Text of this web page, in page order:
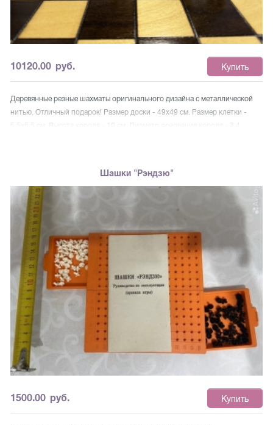
10120.00 руб. Купить
Деревянные резные шахматы оригинального дизайна с металлической
нитью. Отличный подарок! Размер доски - 49х49 см. Размер клетки -
5.5х5.5 см. Высота короля - 10 см. Диаметр основания короля - 3,4
Шашки "Рэндзю"
1500.00 руб. Купить